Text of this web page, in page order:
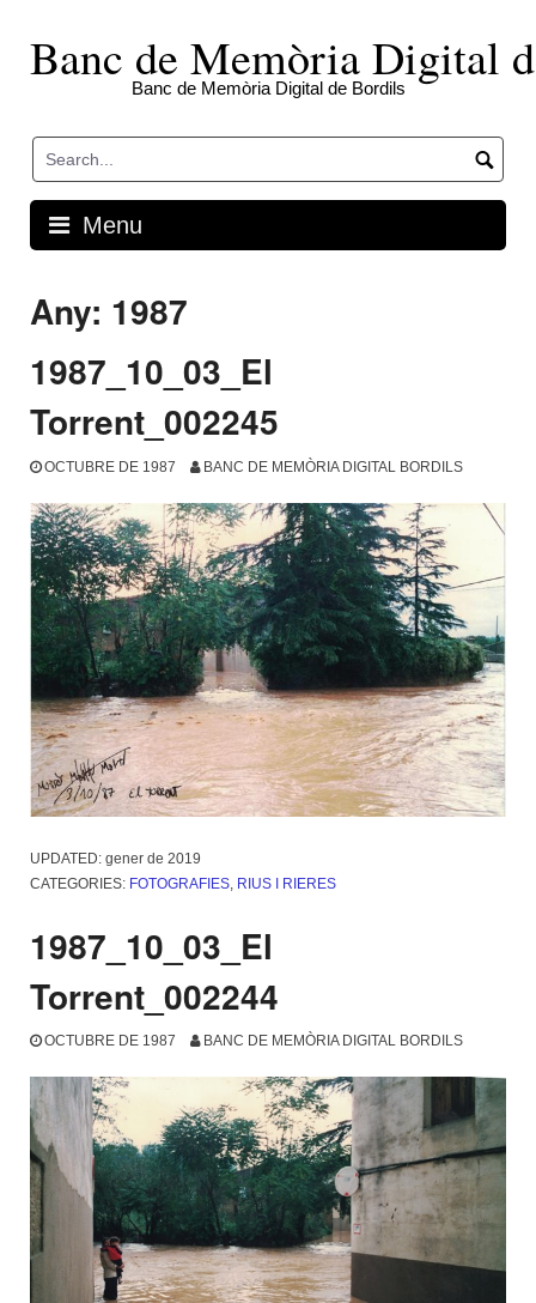
contentBanc de Memòria Digital
Banc de Memòria Digital de Bordils
Menu
Any: 1987
1987_10_03_El
Torrent_002245
OCTUBRE DE 1987 BANC DE MEMÒRIA DIGITAL BORDILS
UPDATED: gener de 2019
CATEGORIES: FOTOGRAFIES RIUS I RIERES
1987_10_03_El
Torrent_002244
OCTUBRE DE 1987 BANC DE MEMÒRIA DIGITAL BORDILS